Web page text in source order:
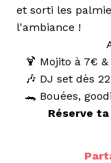
et sorti les
l'ambiance !
🍹 Mojito à 7€
🎶 DJ set dès
🐊 Bouées,
Réserve